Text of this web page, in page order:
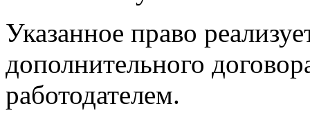
Указанное право
дополнительного
работодателем.